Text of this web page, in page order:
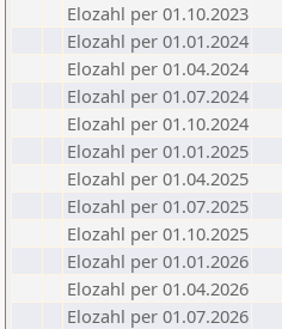
Elozahl per 01.10.2023
Elozahl per 01.01.2024
Elozahl per 01.04.2024
Elozahl per 01.07.2024
Elozahl per 01.10.2024
Elozahl per 01.01.2025
Elozahl per 01.04.2025
Elozahl per 01.07.2025
Elozahl per 01.10.2025
Elozahl per 01.01.2026
Elozahl per 01.04.2026
Elozahl per 01.07.2026